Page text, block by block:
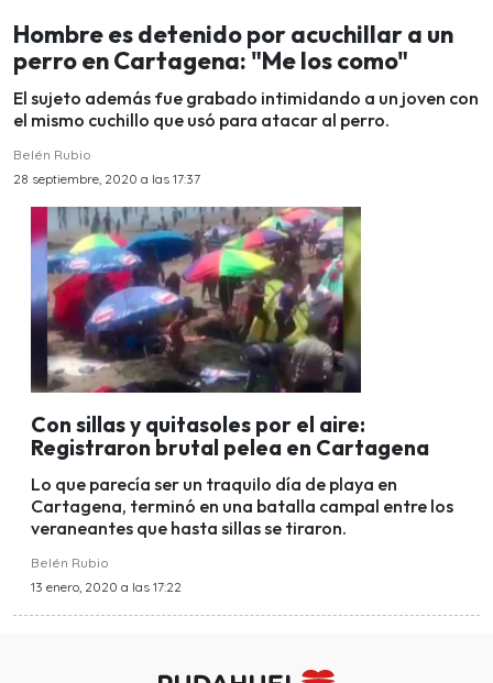
Hombre es detenido por acuchillar a un
perro en Cartagena: "Me los como"
El sujeto además fue grabado intimidando a un joven con
el mismo cuchillo que usó para atacar al perro.
Belén Rubio
28 septiembre, 2020 a las 17:37
Con sillas y quitasoles por el aire:
Registraron brutal pelea en Cartagena
Lo que parecía ser un traquilo día de playa en
Cartagena, terminó en una batalla campal entre los
veraneantes que hasta sillas se tiraron.
Belén Rubio
13 enero, 2020 a las 17:22